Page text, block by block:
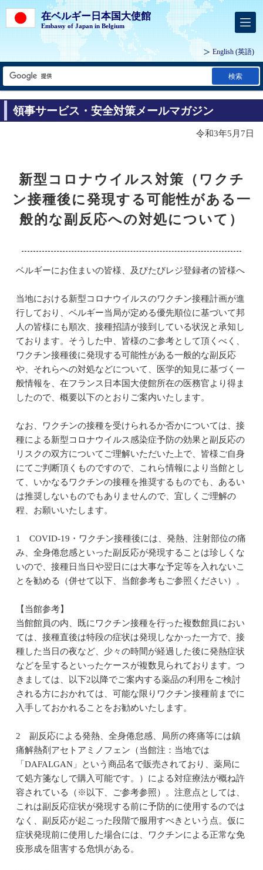
在ベルギー日本国大使館
Embassy of Japan in Belgium
English (英語)
検索
領事サービス・安全対策メールマガジン
令和3年5月7日
新型コロナウイルス対策（ワクチ
ン接種後に発現する可能性がある一
般的な副反応への対処について）
ベルギーにお住まいの皆様、及びたびレジ登録者の皆様へ
当地における新型コロナウイルスのワクチン接種計画が進
行しており、ベルギー当局が定める優先順位に基づいて邦
人の皆様にも順次、接種招請が接到している状況と承知し
ております。そうした中、皆様のご参考として頂くべく、
ワクチン接種後に発現する可能性がある一般的な副反応
や、それらへの対処などについて、医学的知見に基づく一
般情報を、在フランス日本国大使館所在の医務官より得ま
したので、概要以下のとおりご案内いたします。
なお、ワクチンの接種を受けられるか否かについては、接
種による新型コロナウイルス感染症予防の効果と副反応の
リスクの双方についてご理解いただいた上で、皆様ご自身
にてご判断頂くものですので、これら情報により当館とし
て、いかなるワクチンの接種を推奨するものでも、あるい
は推奨しないものでもありませんので、宜しくご理解の
程、お願いいたします。
1 COVID-19・ワクチン接種後には、発熱、注射部位の痛
み、全身倦怠感といった副反応が発現することは珍しくな
いので、接種日当日や翌日には大事な予定等を入れないこ
とを勧める（併せて以下、当館参考もご参照ください）。
【当館参考】
当館館員の内、既にワクチン接種を行った複数館員におい
ては、接種直後は特段の症状は発現しなかった一方で、接
種した当日の夜など、少々の時間が経過した後に発熱症状
などを呈するといったケースが複数見られております。つ
きましては、以下2以降でご案内する薬品の利用をご検討
される方におかれては、可能な限りワクチン接種前までに
入手しておかれることをお勧めいたします。
2 副反応による発熱、全身倦怠感、局所の疼痛等には鎮
痛解熱剤アセトアミノフェン（当館注：当地では
「DAFALGAN」という商品名で販売されており、薬局に
て処方箋なしで購入可能です。）による対症療法が概ね許
容されている（※以下、ご参考参照）。注意点としては、
これは副反応症状が発現する前に予防的に使用するのでは
なく、副反応が起こった段階で服用すべきという点。仮に
症状発現前に使用した場合には、ワクチンによる正常な免
疫形成を阻害する危惧がある。